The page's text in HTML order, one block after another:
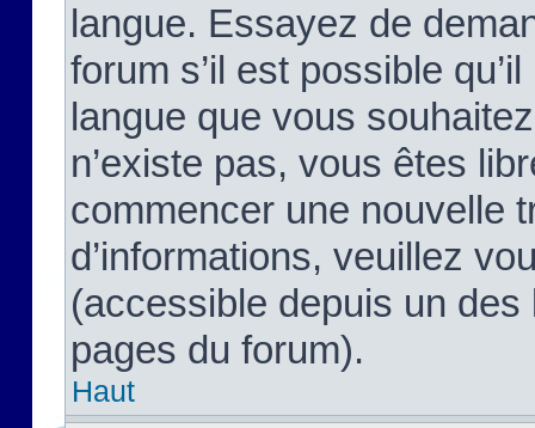
langue. Essayez de
forum s’il est possible
langue que vous
n’existe pas, vous êtes
commencer une nouvelle
d’informations, veuillez
(accessible depuis un
pages du forum).
Haut